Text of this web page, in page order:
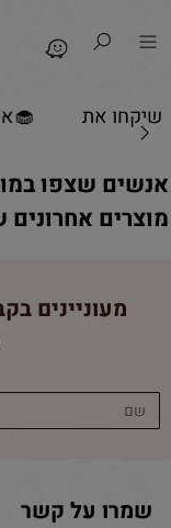
🧁אפייה
אנשים שצפו
מוצרים אחרונים
מעוניינים
שמרו על קשר